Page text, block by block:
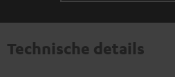
Technische details